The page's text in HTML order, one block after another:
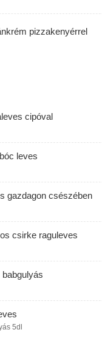
pizzakenyérrel
cipóval
leves
gazdagon csészében
csirke raguleves
5dl